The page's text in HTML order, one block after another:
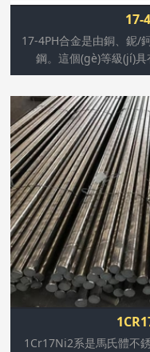
17-4PH合金是由銅
體不銹鋼。這個(gè)
(dá)300o C/572o F)
理后,產(chǎn)品的機
17-
17-4PH合金是由銅、鈮/
鋼。這個(gè)等級(jí)
1Cr17Ni2系是馬氏體
的一種鋼種。它對
機(jī)鹽類(lèi)的水溶
硝酸，醋酸的生產
要求強(qiáng)韌性
1Cr17Ni2系是馬氏體不